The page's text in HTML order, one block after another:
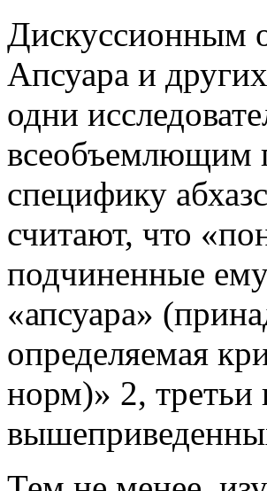
Дискуссионным
Апсуара и
одни
всеобъемлющим
специфику
считают, что
подчиненные
«апсуара»
определяемая
норм)» 2, третьи